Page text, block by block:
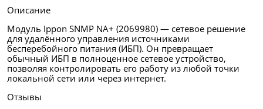
Описание
Модуль Ippon SNMP NA+ (2069980) — сетевое решение
для удалённого управления источниками
бесперебойного питания (ИБП). Он превращает
обычный ИБП в полноценное сетевое устройство,
позволяя контролировать его работу из любой точки
локальной сети или через интернет.
Отзывы